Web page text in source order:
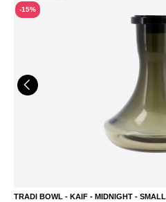
-15%
TRADI BOWL - KAIF - MIDNIGHT - SMALL